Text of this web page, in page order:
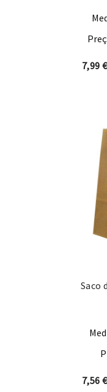
7,99 €
Saco
7,56 €